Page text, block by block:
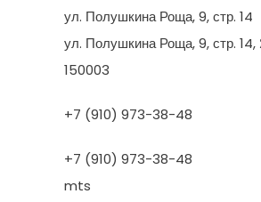
ул. Полушкина Роща, 9, стр. 14
ул. Полушкина Роща, 9, стр.
150003
+7 (910) 973-38-48
+7 (910) 973-38-48
mts